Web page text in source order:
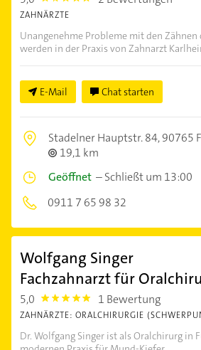
ZAHNÄRZTE
Unangenehme Probleme mit den
werden in der Praxis von Zahnarzt
E-Mail Chat starten
Stadelner Hauptstr. 84,90765
19,1 km
Geöffnet –Schließt um 13:00
0911 7 65 98 32
Wolfgang Singer
Fachzahnarzt für
5,0 5.0 1 Bewertung
ZAHNÄRZTE: ORALCHIRURGIE
Dr. Wolfgang Singer ist als Oralchirurg in